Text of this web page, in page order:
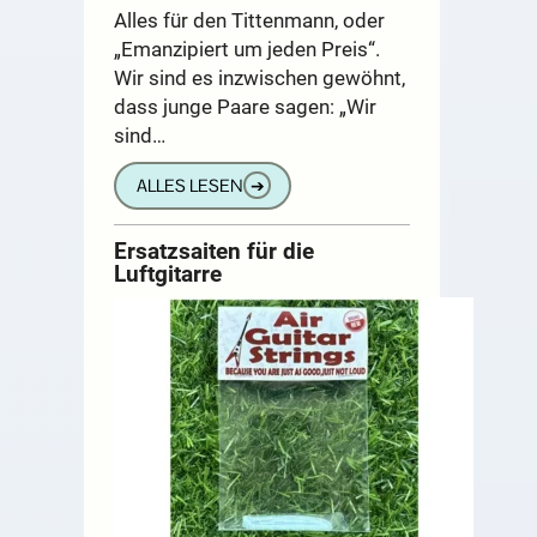
Alles für den Tittenmann, oder
„Emanzipiert um jeden Preis“.
Wir sind es inzwischen gewöhnt,
dass junge Paare sagen: „Wir
sind…
ALLES LESEN ➔
Ersatzsaiten für die
Luftgitarre